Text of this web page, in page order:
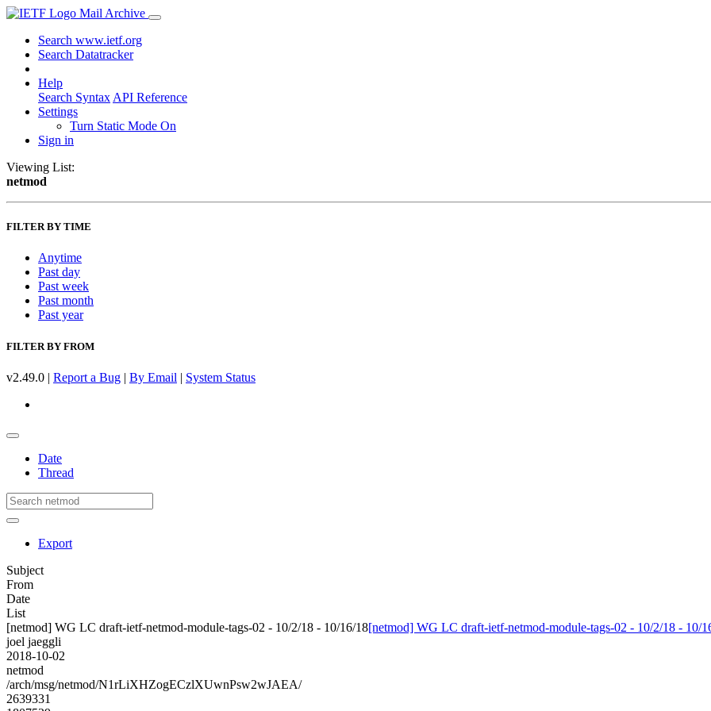
Mail Archive
Search www.ietf.org
Search Datatracker
Help
Search Syntax API Reference
Settings
Turn Static Mode On
Sign in
Viewing List:
netmod
FILTER BY TIME
Anytime
Past day
Past week
Past month
Past year
FILTER BY FROM
v2.49.0 | Report a Bug | By Email | System Status
Date
Thread
Export
Subject
From
Date
List
[netmod] WG LC draft-ietf-netmod-module-tags-02 - 10/2/18 - 10/16/18[netmod] WG LC draft-ietf-netmod-module-tags-02 - 10/2/18 - 10/
joel jaeggli
2018-10-02
netmod
/arch/msg/netmod/N1rLiXHZogECzlXUwnPsw2wJAEA/
2639331